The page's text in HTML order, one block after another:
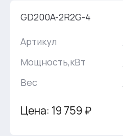
GD200A-2R2G-4
Артикул
Мощность,кВт
Вес
Цена: 19 759 ₽